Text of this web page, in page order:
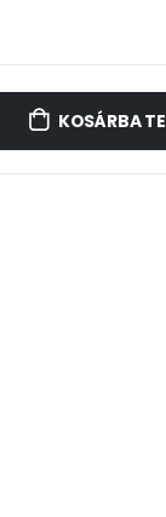
KOSÁRBA